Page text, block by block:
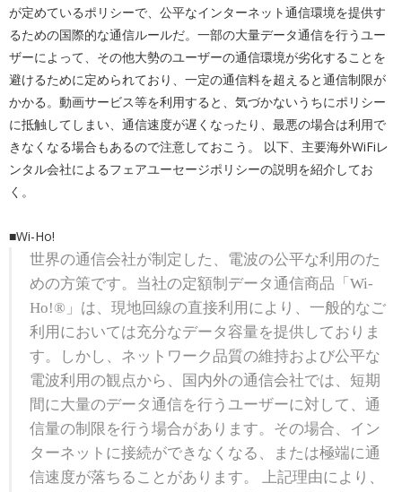
が定めているポリシーで、公平なインターネット通信環境を提供す
るための国際的な通信ルールだ。一部の大量データ通信を行うユー
ザーによって、その他大勢のユーザーの通信環境が劣化することを
避けるために定められており、一定の通信料を超えると通信制限が
かかる。動画サービス等を利用すると、気づかないうちにポリシー
に抵触してしまい、通信速度が遅くなったり、最悪の場合は利用で
きなくなる場合もあるので注意しておこう。 以下、主要海外WiFiレ
ンタル会社によるフェアユーセージポリシーの説明を紹介してお
く。
■Wi-Ho!
世界の通信会社が制定した、電波の公平な利用のた
めの方策です。当社の定額制データ通信商品「Wi-
Ho!®」は、現地回線の直接利用により、一般的なご
利用においては充分なデータ容量を提供しておりま
す。しかし、ネットワーク品質の維持および公平な
電波利用の観点から、国内外の通信会社では、短期
間に大量のデータ通信を行うユーザーに対して、通
信量の制限を行う場合があります。その場合、イン
ターネットに接続ができなくなる、または極端に通
信速度が落ちることがあります。 上記理由により、